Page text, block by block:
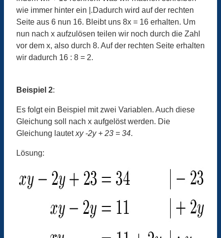
wie immer hinter ein |.Dadurch wird auf der rechten
Seite aus 6 nun 16. Bleibt uns 8x = 16 erhalten. Um
nun nach x aufzulösen teilen wir noch durch die Zahl
vor dem x, also durch 8. Auf der rechten Seite erhalten
wir dadurch 16 : 8 = 2.
Beispiel 2:
Es folgt ein Beispiel mit zwei Variablen. Auch diese
Gleichung soll nach x aufgelöst werden. Die
Gleichung lautetxy -2y + 23 = 34.
Lösung: